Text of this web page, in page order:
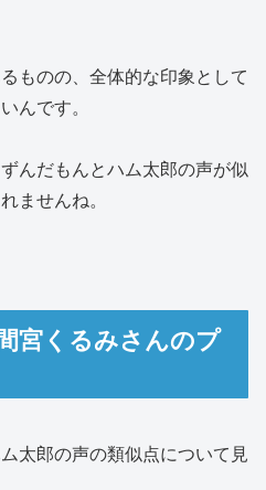
ものの、全体的な印象として
んです。
んだもんとハム太郎の声が似
ませんね。
宮くるみさんのプ
太郎の声の類似点について見